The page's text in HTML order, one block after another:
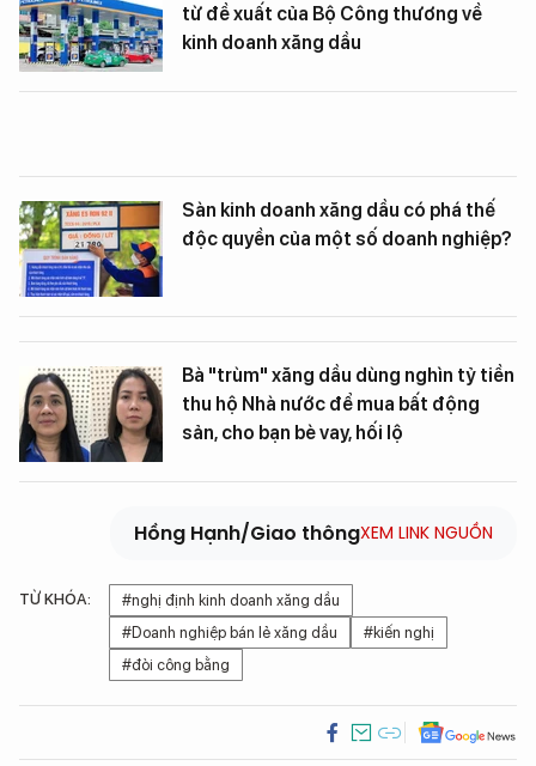
từ đề xuất của Bộ Công thương về
kinh doanh xăng dầu
Sàn kinh doanh xăng dầu có phá thế
độc quyền của một số doanh nghiệp?
Bà "trùm" xăng dầu dùng nghìn tỷ tiền
thu hộ Nhà nước để mua bất động
sản, cho bạn bè vay, hối lộ
Hồng Hạnh/Giao thôngXEM LINK NGUỒN
TỪ KHÓA:
#nghị định kinh doanh xăng dầu
#Doanh nghiệp bán lẻ xăng dầu
#kiến nghị
#đòi công bằng